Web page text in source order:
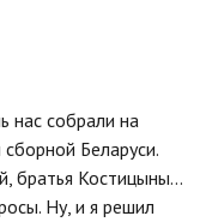
нас собрали на
Беларуси.
братья Костицыны...
Ну, и я решил